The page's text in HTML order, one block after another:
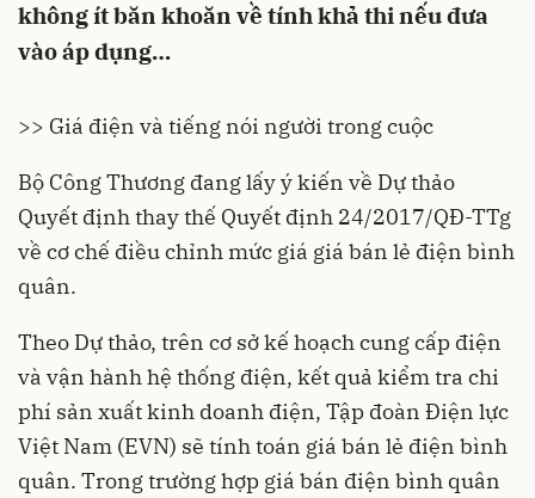
không ít băn khoăn về tính khả thi nếu đưa
vào áp dụng…
>> Giá điện và tiếng nói người trong cuộc
Bộ Công Thương đang lấy ý kiến về Dự thảo
Quyết địnhthay thế Quyết định 24/2017/QĐ-TTg
về cơ chế điều chỉnh mức giá giá bán lẻ điện bình
quân.
Theo Dự thảo, trên cơ sở kế hoạch cung cấp điện
và vận hành hệ thống điện, kết quả kiểm tra chi
phí sản xuất kinh doanh điện, Tập đoàn Điện lực
Việt Nam (EVN) sẽ tính toán giá bán lẻ điện bình
quân. Trong trường hợp giá bán điện bình quân